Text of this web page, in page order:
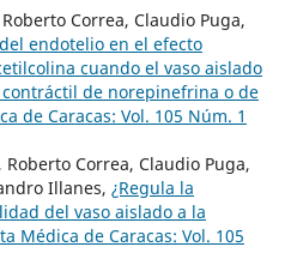
Correa, Claudio Puga,
endotelio en el efecto
cuando el vaso aislado
contráctil de norepinefrina o de
de Caracas: Vol. 105 Núm. 1
Roberto Correa, Claudio Puga,
Illanes, ¿Regula la
del vaso aislado a la
Médica de Caracas: Vol. 105